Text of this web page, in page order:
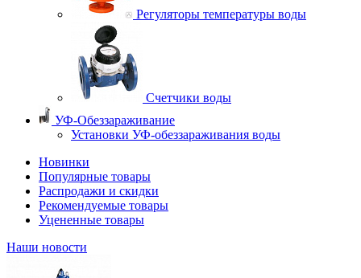
Регуляторы температуры воды
Счетчики воды
УФ-Обеззараживание
Установки УФ-обеззараживания воды
Новинки
Популярные товары
Распродажи и скидки
Рекомендуемые товары
Уцененные товары
Наши новости